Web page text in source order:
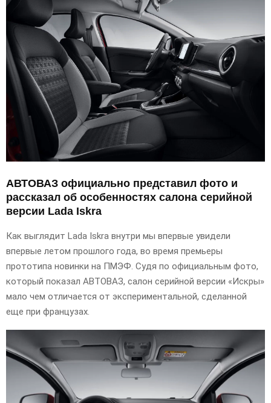
АВТОВАЗ официально представил фото и
рассказал об особенностях салона серийной
версии Lada Iskra
Как выглядит Lada Iskra внутри мы впервые увидели
впервые летом прошлого года, во время премьеры
прототипа новинки на ПМЭФ. Судя по официальным фото,
который показал АВТОВАЗ, салон серийной версии «Искры»
мало чем отличается от экспериментальной, сделанной
еще при французах.